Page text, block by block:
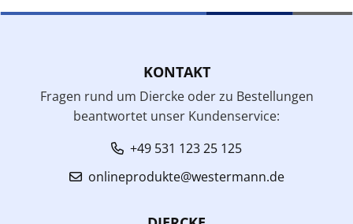
KONTAKT
Fragen rund um Diercke oder zu Bestellungen
beantwortet unser Kundenservice:
+49 531 123 25 125
onlineprodukte@westermann.de